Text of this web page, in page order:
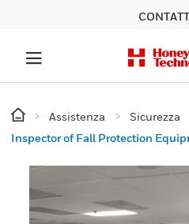
Assistenza Sicurezza
Inspector of Fall Protection